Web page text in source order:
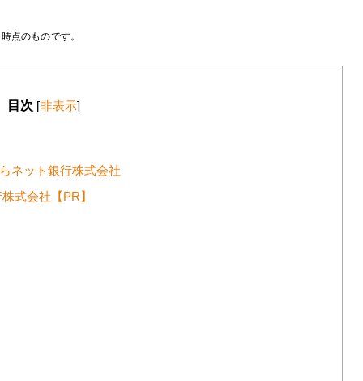
点のものです。
目次 [非表示]
ネット銀行株式会社
式会社【PR】